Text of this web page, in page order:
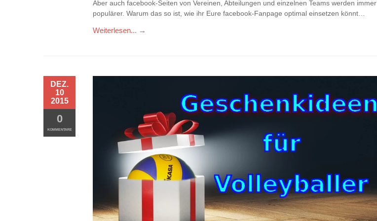
Aber auch facebook-Seiten von Vereinen, Abteilungen und einzelnen Teams werden immer
populärer. Warum das so ist, wie ihr Eure facebook-Fanpage optimal einsetzen könnt…
Weiterlesen... →
DEZ.
10
2015
0
KOMMENTARE